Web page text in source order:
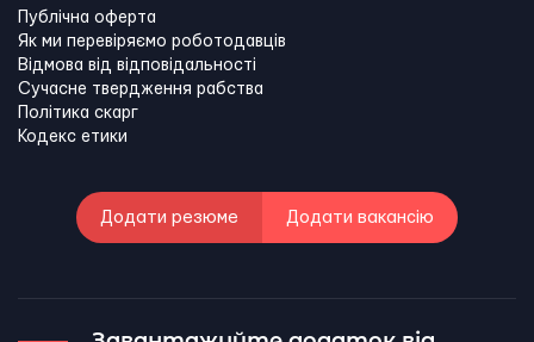
Публічна оферта
Як ми перевіряємо роботодавців
Відмова від відповідальності
Сучасне твердження рабства
Політика скарг
Кодекс етики
Додати резюме Додати вакансію